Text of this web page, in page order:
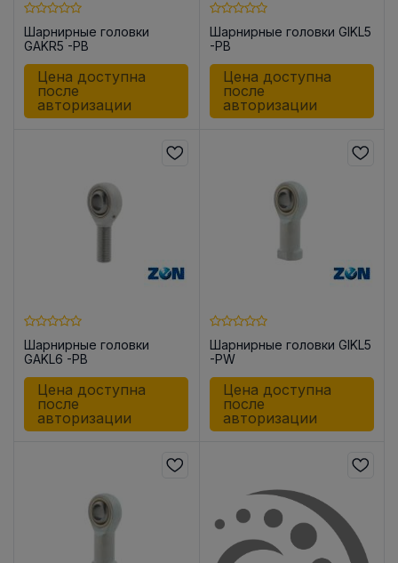
Шарнирные головки
GAKR5 -PB
Цена доступна
после
авторизации
Шарнирные головки GIKL5
-PB
Цена доступна
после
авторизации
Шарнирные головки
GAKL6 -PB
Цена доступна
после
авторизации
Шарнирные головки GIKL5
-PW
Цена доступна
после
авторизации